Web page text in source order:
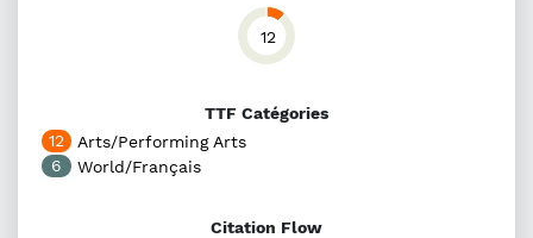
12
TTF Catégories
12
Arts/Performing Arts
6
World/Français
Citation Flow